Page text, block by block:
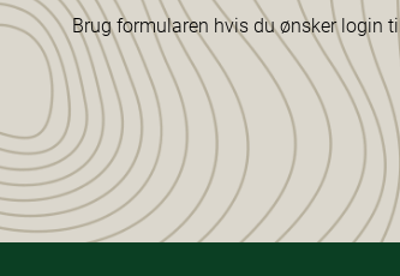
Brug formularen hvis du ønsker login